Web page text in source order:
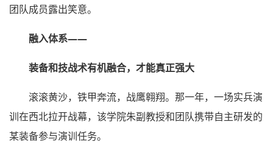
团队成员露出笑意。
融入体系——
装备和技战术有机融合，才能真正强大
滚滚黄沙，铁甲奔流，战鹰翱翔。那一年，一场实兵演
训在西北拉开战幕，该学院朱副教授和团队携带自主研发的
某装备参与演训任务。